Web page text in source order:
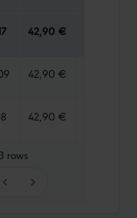
42,90 €
42,90 €
42,90 €
rows